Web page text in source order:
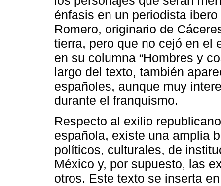
énfasis en un periodista
Romero, originario de
tierra, pero que no cejó en el
en su columna “Hombres y
largo del texto, también
españoles, aunque muy
durante el franquismo.
Respecto al exilio
española, existe una amplia
políticos, culturales, de
México y, por supuesto, las
otros. Este texto se inserta